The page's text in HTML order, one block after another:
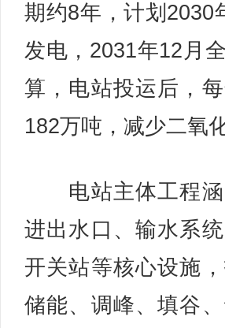
期约8年，计划2030
发电，2031年12月
算，电站投运后，
182万吨，减少二氧
电站主体工程涵
进出水口、输水系
开关站等核心设施
储能、调峰、填谷